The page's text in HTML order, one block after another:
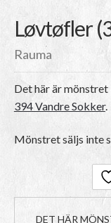
Løvtøfler
Rauma
Det här är mönstret
394 Vandre Sokker.
Mönstret säljs inte
DET HÄR